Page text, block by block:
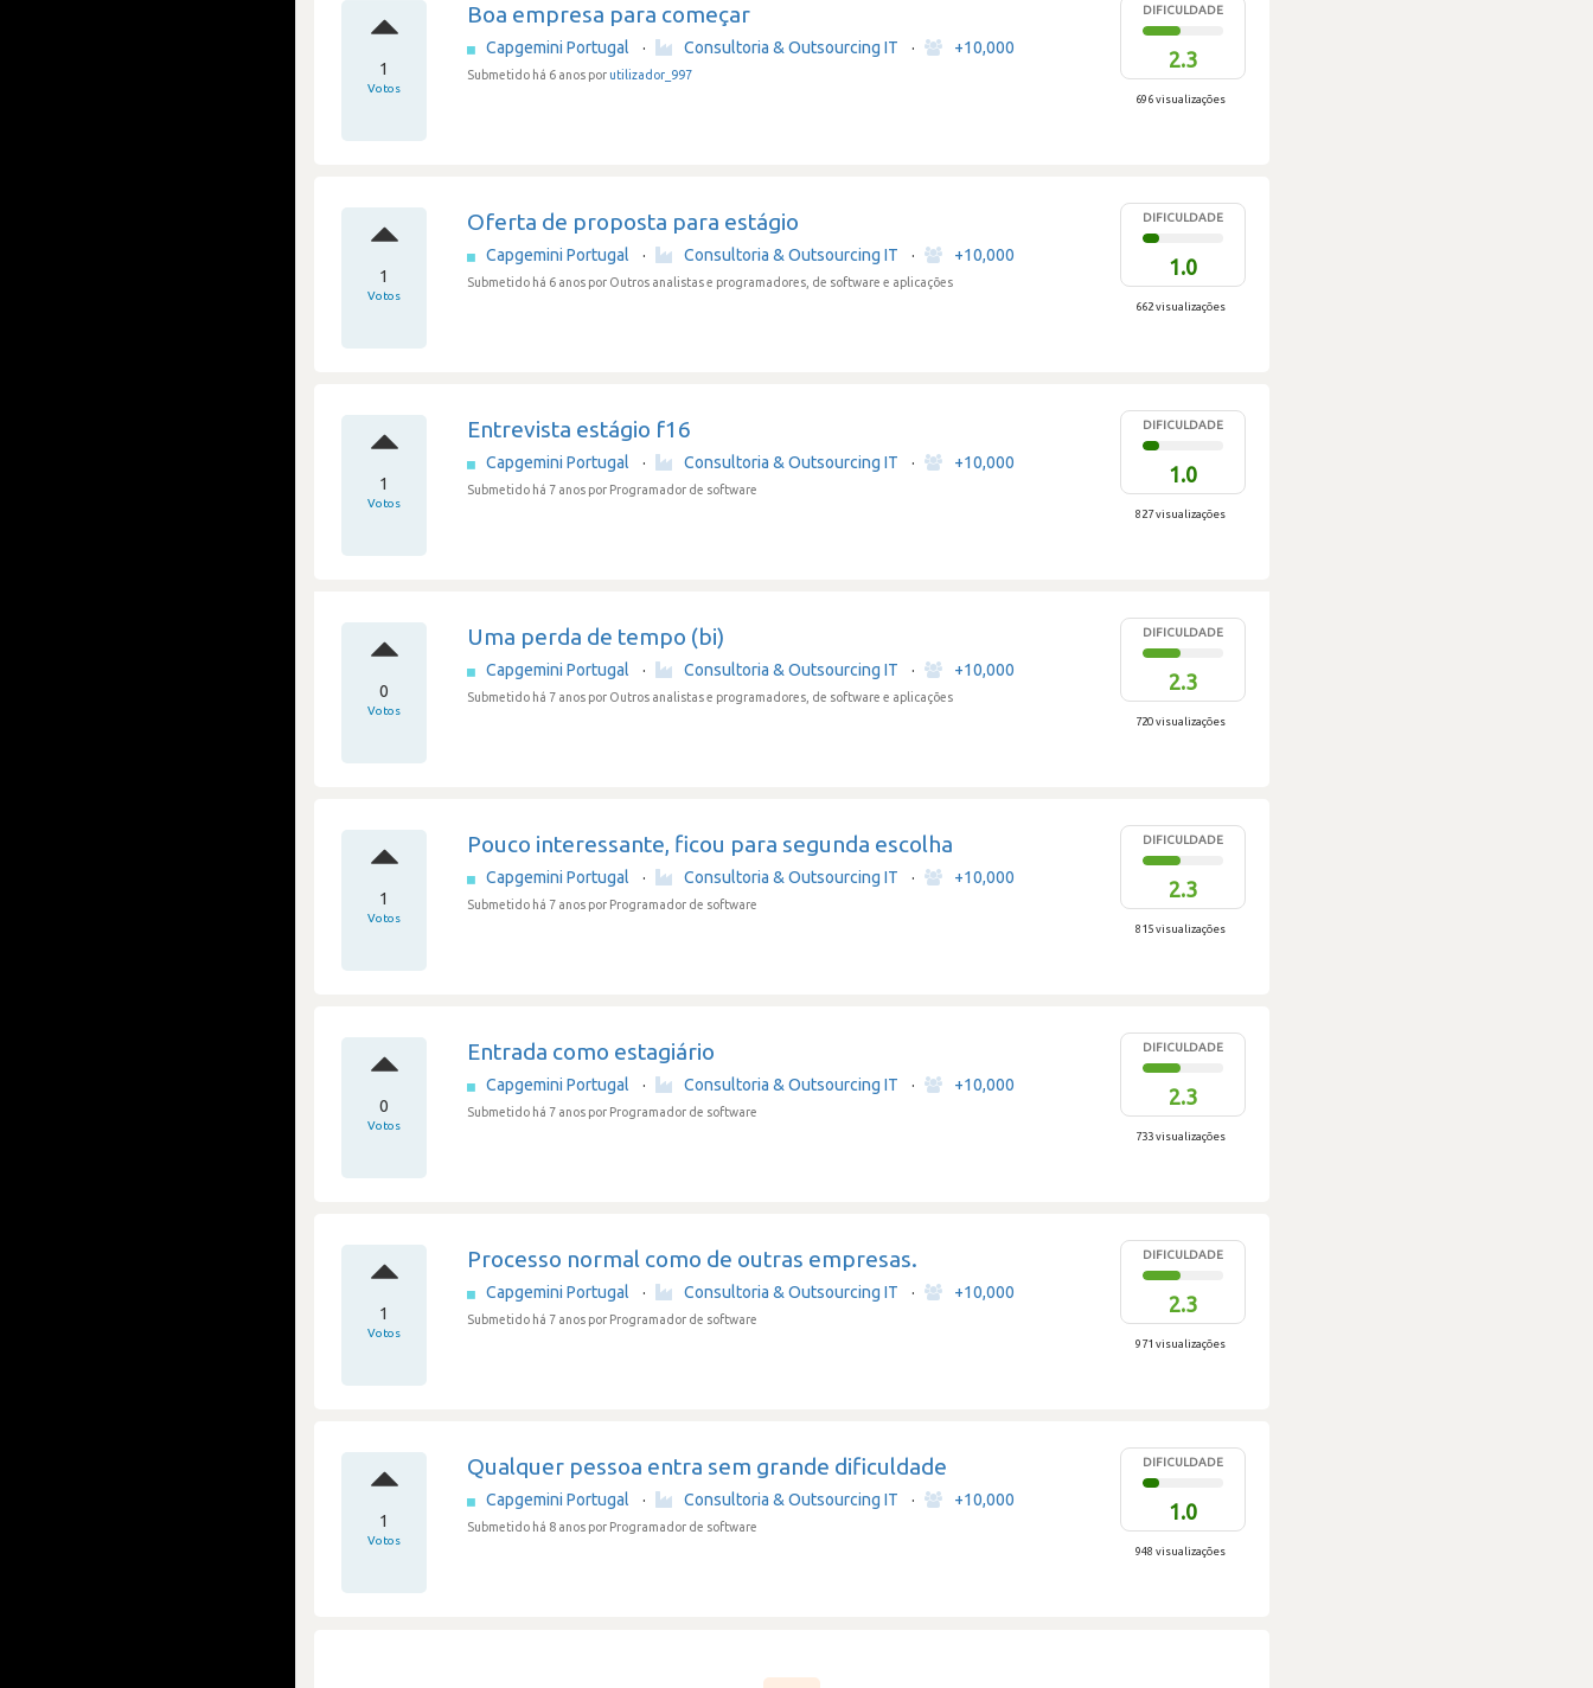
1
Votos
Boa empresa para começar
Capgemini Portugal · Consultoria & Outsourcing IT · +10,000
Submetido há 6 anos por utilizador_997
DIFICULDADE
2.3
696 visualizações
1
Votos
Oferta de proposta para estágio
Capgemini Portugal · Consultoria & Outsourcing IT · +10,000
Submetido há 6 anos por Outros analistas e programadores, de software e aplicações
DIFICULDADE
1.0
662 visualizações
1
Votos
Entrevista estágio f16
Capgemini Portugal · Consultoria & Outsourcing IT · +10,000
Submetido há 7 anos por Programador de software
DIFICULDADE
1.0
827 visualizações
0
Votos
Uma perda de tempo (bi)
Capgemini Portugal · Consultoria & Outsourcing IT · +10,000
Submetido há 7 anos por Outros analistas e programadores, de software e aplicações
DIFICULDADE
2.3
720 visualizações
1
Votos
Pouco interessante, ficou para segunda escolha
Capgemini Portugal · Consultoria & Outsourcing IT · +10,000
Submetido há 7 anos por Programador de software
DIFICULDADE
2.3
815 visualizações
0
Votos
Entrada como estagiário
Capgemini Portugal · Consultoria & Outsourcing IT · +10,000
Submetido há 7 anos por Programador de software
DIFICULDADE
2.3
733 visualizações
1
Votos
Processo normal como de outras empresas.
Capgemini Portugal · Consultoria & Outsourcing IT · +10,000
Submetido há 7 anos por Programador de software
DIFICULDADE
2.3
971 visualizações
1
Votos
Qualquer pessoa entra sem grande dificuldade
Capgemini Portugal · Consultoria & Outsourcing IT · +10,000
Submetido há 8 anos por Programador de software
DIFICULDADE
1.0
948 visualizações